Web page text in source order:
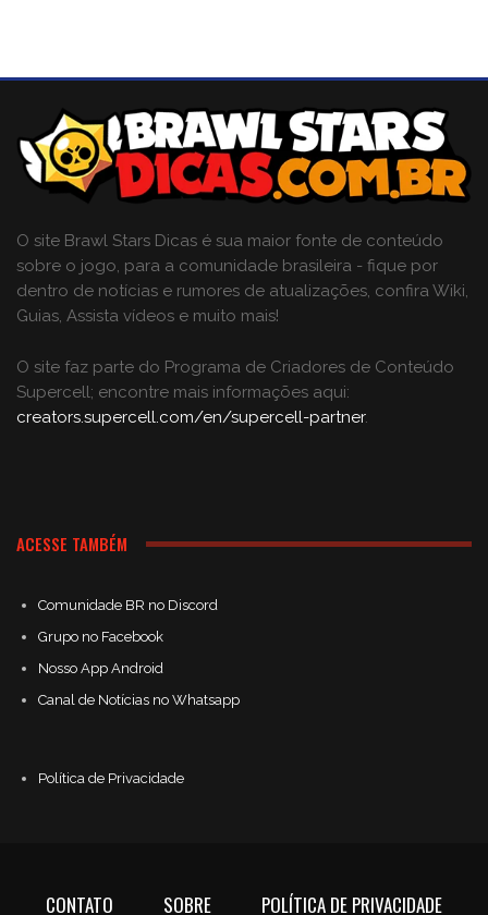
O site Brawl Stars Dicas é sua maior fonte de conteúdo
sobre o jogo, para a comunidade brasileira - fique por
dentro de notícias e rumores de atualizações, confira Wiki,
Guias, Assista vídeos e muito mais!
O site faz parte do Programa de Criadores de Conteúdo
Supercell; encontre mais informações aqui:
creators.supercell.com/en/supercell-partner.
ACESSE TAMBÉM
Comunidade BR no Discord
Grupo no Facebook
Nosso App Android
Canal de Notícias no Whatsapp
Política de Privacidade
CONTATO SOBRE POLÍTICA DE PRIVACIDADE